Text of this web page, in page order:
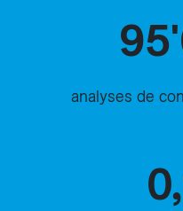
analyses de